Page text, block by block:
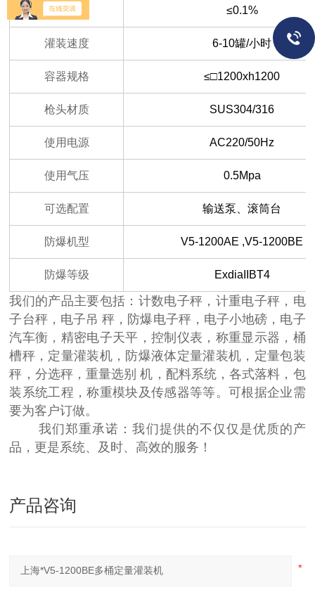
灌装精度 ≤0.1%
灌装速度 6-10罐/小时
容器规格 ≤□1200xh1200
枪头材质 SUS304/316
使用电源 AC220/50Hz
使用气压 0.5Mpa
可选配置 输送泵、滚筒台
防爆机型 V5-1200AE ,V5-1200BE
防爆等级 ExdiaIIBT4
我们的产品主要包括：计数电子秤，计重电子秤，电
子台秤，电子吊 秤，防爆电子秤，电子小地磅，电子
汽车衡，精密电子天平，控制仪表，称重显示器，桶
槽秤，定量灌装机，防爆液体定量灌装机，定量包装
秤，分选秤，重量选别 机，配料系统，各式落料，包
装系统工程，称重模块及传感器等等。可根据企业需
要为客户订做。
我们郑重承诺：我们提供的不仅仅是优质的产
品，更是系统、及时、高效的服务！
产品咨询